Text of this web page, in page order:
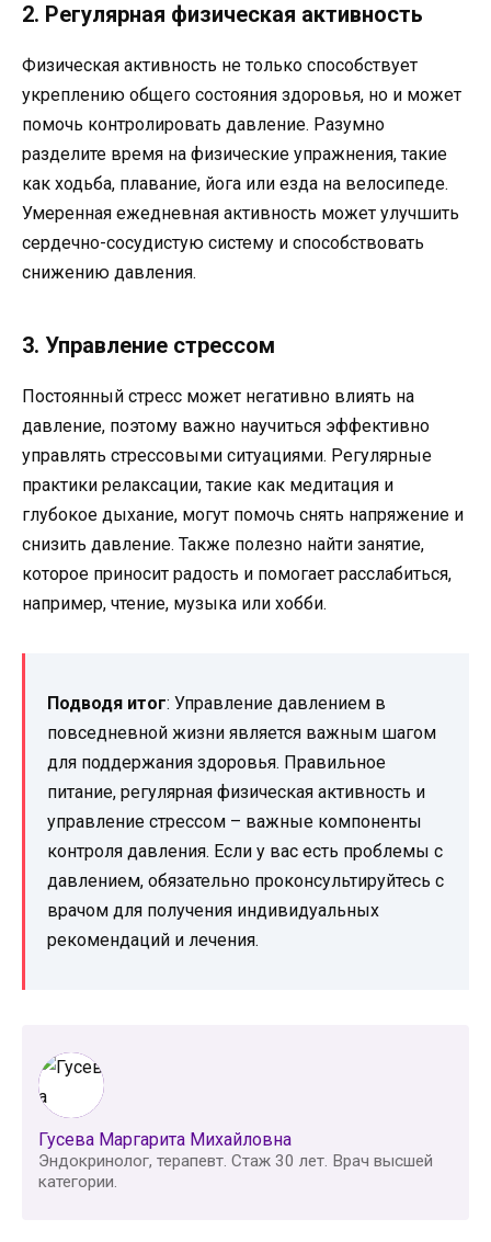
2. Регулярная физическая активность
Физическая активность не только способствует
укреплению общего состояния здоровья, но и может
помочь контролировать давление. Разумно
разделите время на физические упражнения, такие
как ходьба, плавание, йога или езда на велосипеде.
Умеренная ежедневная активность может улучшить
сердечно-сосудистую систему и способствовать
снижению давления.
3. Управление стрессом
Постоянный стресс может негативно влиять на
давление, поэтому важно научиться эффективно
управлять стрессовыми ситуациями. Регулярные
практики релаксации, такие как медитация и
глубокое дыхание, могут помочь снять напряжение и
снизить давление. Также полезно найти занятие,
которое приносит радость и помогает расслабиться,
например, чтение, музыка или хобби.
Подводя итог: Управление давлением в
повседневной жизни является важным шагом
для поддержания здоровья. Правильное
питание, регулярная физическая активность и
управление стрессом – важные компоненты
контроля давления. Если у вас есть проблемы с
давлением, обязательно проконсультируйтесь с
врачом для получения индивидуальных
рекомендаций и лечения.
Гусева Маргарита Михайловна
Эндокринолог, терапевт. Стаж 30 лет. Врач высшей
категории.